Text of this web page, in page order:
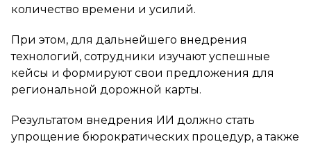
количество времени и усилий.
При этом, для дальнейшего внедрения
технологий, сотрудники изучают успешные
кейсы и формируют свои предложения для
региональной дорожной карты.
Результатом внедрения ИИ должно стать
упрощение бюрократических процедур, а также